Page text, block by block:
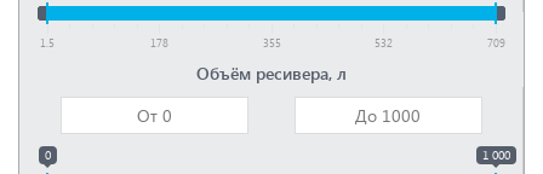
1.5 178 355 532 709
Объём ресивера, л
0 1 000